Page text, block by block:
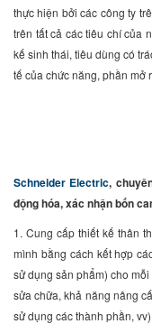
thực hiện bởi các công ty
trên tất cả các tiêu chí của
kế sinh thái, tiêu dùng có
tế của chức năng, phần mở
Schneider Electric,
động hóa, xác nhận bốn
1. Cung cấp thiết kế thân
mình bằng cách kết hợp
sử dụng sản phẩm) cho
sửa chữa, khả năng nâng
sử dụng các thành phần,